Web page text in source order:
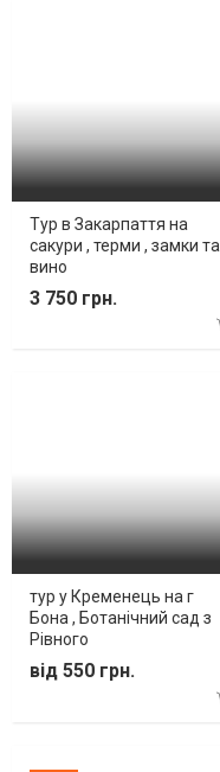
Тур в Закарпаття на
сакури , терми , замки та
вино
3 750 грн.
тур у Кременець на г
Бона , Ботанічний сад з
Рівного
від 550 грн.